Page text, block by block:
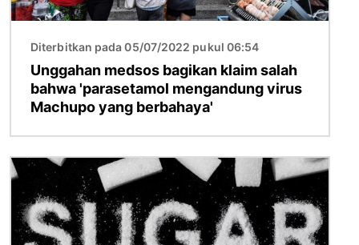
Diterbitkan pada 05/07/2022 pukul 06:54
Unggahan medsos bagikan klaim salah
bahwa 'parasetamol mengandung virus
Machupo yang berbahaya'
Gambar